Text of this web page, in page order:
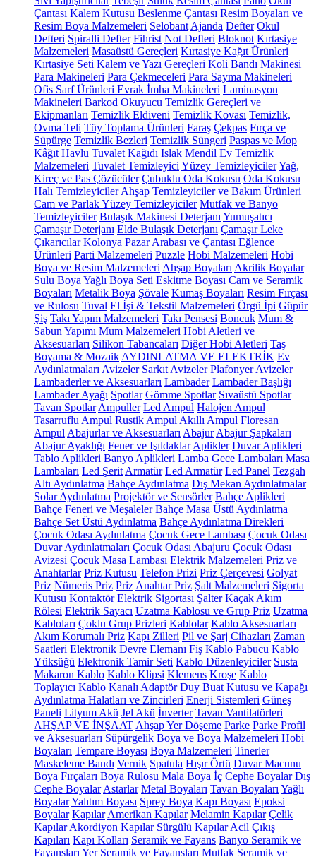
Çantası Kalem Kutusu Beslenme Çantası Resim Boyaları ve
Resim Boya Malzemeleri Selobant Ajanda Defter Okul
Defteri Spiralli Defter Fihrist Not Defteri Bloknot Kırtasiye
Malzemeleri Masaüstü Gereçleri Kırtasiye Kağıt Ürünleri
Kırtasiye Seti Kalem ve Yazı Gereçleri Koli Bandı Makinesi
Para Makineleri Para Çekmeceleri Para Sayma Makineleri
Ofis Sarf Ürünleri Evrak İmha Makineleri Laminasyon
Makineleri Barkod Okuyucu Temizlik Gereçleri ve
Ekipmanları Temizlik Eldiveni Temizlik Kovası Temizlik,
Ovma Teli Tüy Toplama Ürünleri Faraş Çekpas Fırça ve
Süpürge Temizlik Bezleri Temizlik Süngeri Paspas ve Mop
Kâğıt Havlu Tuvalet Kağıdı Islak Mendil Ev Temizlik
Malzemeleri Tuvalet Temizleyici Yüzey TemizleyicilerYağ,
Kireç ve Pas Çözücüler Çubuklu Oda Kokusu Oda Kokusu
Halı Temizleyiciler Ahşap Temizleyiciler ve Bakım Ürünleri
Cam ve Parlak Yüzey Temizleyiciler Mutfak ve Banyo
Temizleyiciler Bulaşık Makinesi Deterjanı Yumuşatıcı
Çamaşır Deterjanı Elde Bulaşık Deterjanı Çamaşır Leke
Çıkarıcılar Kolonya Pazar Arabası ve Çantası Eğlence
Ürünleri Parti Malzemeleri Puzzle Hobi Malzemeleri Hobi
Boya ve Resim Malzemeleri Ahşap Boyaları Akrilik Boyalar
Sulu Boya Yağlı Boya Seti Eskitme Boyası Cam ve Seramik
Boyaları Metalik Boya Şövale Kumaş Boyaları Resim Fırçası
ve Rulosu Tuval El İşi & Tekstil Malzemeleri Örgü İpi Güpür
Şiş Takı Yapım Malzemeleri Takı Pensesi Boncuk Mum &
Sabun Yapımı Mum Malzemeleri Hobi Aletleri ve
Aksesuarları Silikon Tabancaları Diğer Hobi Aletleri Taş
Boyama & Mozaik AYDINLATMA VE ELEKTRİK Ev
Aydınlatmaları Avizeler Sarkıt Avizeler Plafonyer Avizeler
Lambaderler ve Aksesuarları Lambader Lambader Başlığı
Lambader Ayağı Spotlar Gömme Spotlar Sıvaüstü Spotlar
Tavan Spotlar Ampuller Led Ampul Halojen Ampul
Tasarruflu Ampul Rustik Ampul Akıllı Ampul Floresan
Ampul Abajurlar ve Aksesuarları Abajur Abajur Şapkaları
Abajur Ayaklığı Fener ve Işıldaklar Aplikler Duvar Aplikleri
Tablo Aplikleri Banyo Aplikleri Lamba Gece Lambaları Masa
Lambaları Led Şerit Armatür Led Armatür Led Panel Tezgah
Altı Aydınlatma Bahçe Aydınlatma Dış Mekan Aydınlatmalar
Solar Aydınlatma Projektör ve Sensörler Bahçe Aplikleri
Bahçe Feneri ve Meşaleler Bahçe Masa Üstü Aydınlatma
Bahçe Set Üstü Aydınlatma Bahçe Aydınlatma Direkleri
Çocuk Odası Aydınlatma Çocuk Gece Lambası Çocuk Odası
Duvar Aydınlatmaları Çocuk Odası Abajuru Çocuk Odası
Avizesi Çocuk Masa Lambası Elektrik Malzemeleri Priz ve
Anahtarlar Priz Kutusu Telefon Prizi Priz Çerçevesi Golyat
Priz Nümeris Priz Priz Anahtar Priz Şalt Malzemeleri Sigorta
Kutusu Kontaktör Elektrik Sigortası Şalter Kaçak Akım
Rölesi Elektrik Sayacı Uzatma Kablosu ve Grup Priz Uzatma
Kabloları Çoklu Grup Prizleri Kablolar Kablo Aksesuarları
Akım Korumalı Priz Kapı Zilleri Pil ve Şarj Cihazları Zaman
Saatleri Elektronik Devre Elemanı Fiş Kablo Pabucu Kablo
Yüksüğü Elektronik Tamir Seti Kablo Düzenleyiciler Susta
Makaron Kablo Kablo Klipsi Klemens Kroşe Kablo
Toplayıcı Kablo Kanalı Adaptör Duy Buat Kutusu ve Kapağı
Aydınlatma Halatları ve Zincirleri Enerji Sistemleri Güneş
Paneli Lityum Akü Jel Akü İnverter Tavan Vantilatörleri
AHŞAP VE İNŞAAT Ahşap Yer Döşeme Parke Parke Profil
ve Aksesuarları Süpürgelik Boya ve Boya Malzemeleri Hobi
Boyaları Tempare Boyası Boya Malzemeleri Tinerler
Maskeleme Bandı Vernik Spatula Hışır Örtü Duvar Macunu
Boya Fırçaları Boya Rulosu Mala Boya İç Cephe Boyalar Dış
Cephe Boyalar Astarlar Metal Boyaları Tavan Boyaları Yağlı
BoyalarYalıtım Boyası Sprey Boya Kapı Boyası Epoksi
Boyalar Kapılar Amerikan Kapılar Melamin Kapılar Çelik
Kapılar Akordiyon Kapılar Sürgülü Kapılar Acil Çıkış
Kapıları Kapı Kolları Seramik ve Fayans Banyo Seramik ve
Fayansları Yer Seramik ve Fayansları Mutfak Seramik ve